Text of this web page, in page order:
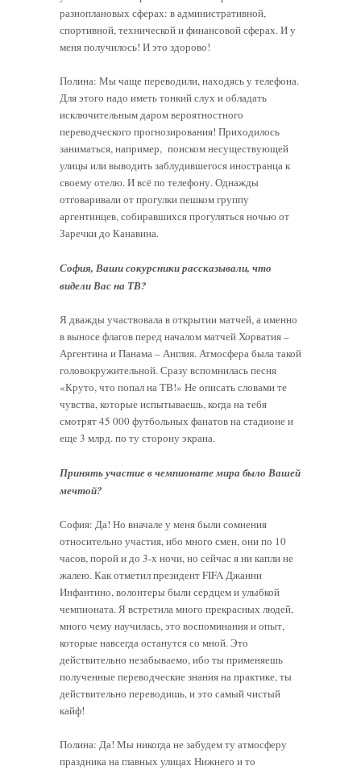
разноплановых сферах: в административной,
спортивной, технической и финансовой сферах. И у
меня получилось! И это здорово!
Полина: Мы чаще переводили, находясь у телефона.
Для этого надо иметь тонкий слух и обладать
исключительным даром вероятностного
переводческого прогнозирования! Приходилось
заниматься, например, поиском несуществующей
улицы или выводить заблудившегося иностранца к
своему отелю. И всё по телефону. Однажды
отговаривали от прогулки пешком группу
аргентинцев, собиравшихся прогуляться ночью от
Заречки до Канавина.
София, Ваши сокурсники рассказывали, что
видели Вас на ТВ?
Я дважды участвовала в открытии матчей, а именно
в выносе флагов перед началом матчей Хорватия –
Аргентина и Панама – Англия. Атмосфера была такой
головокружительной. Сразу вспомнилась песня
«Круто, что попал на ТВ!» Не описать словами те
чувства, которые испытываешь, когда на тебя
смотрят 45 000 футбольных фанатов на стадионе и
еще 3 млрд. по ту сторону экрана.
Принять участие в чемпионате мира было Вашей
мечтой?
София: Да! Но вначале у меня были сомнения
относительно участия, ибо много смен, они по 10
часов, порой и до 3-х ночи, но сейчас я ни капли не
жалею. Как отметил президент FIFA Джанни
Инфантино, волонтеры были сердцем и улыбкой
чемпионата. Я встретила много прекрасных людей,
много чему научилась, это воспоминания и опыт,
которые навсегда останутся со мной. Это
действительно незабываемо, ибо ты применяешь
полученные переводческие знания на практике, ты
действительно переводишь, и это самый чистый
кайф!
Полина: Да! Мы никогда не забудем ту атмосферу
праздника на главных улицах Нижнего и то